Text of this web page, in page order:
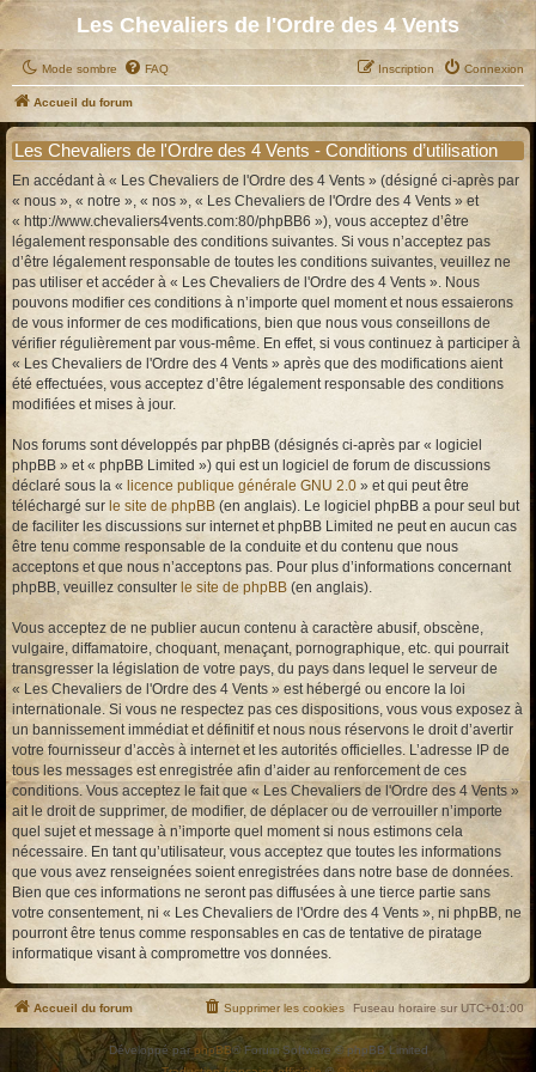
Les Chevaliers de l'Ordre des 4 Vents
Mode sombre FAQ Connexion
Inscription
Accueil du forum
Les Chevaliers de l'Ordre des 4 Vents - Conditions d’utilisation
En accédant à « Les Chevaliers de l'Ordre des 4 Vents » (désigné ci-après par
« nous », « notre », « nos », « Les Chevaliers de l'Ordre des 4 Vents » et
« http://www.chevaliers4vents.com:80/phpBB6 »), vous acceptez d’être
légalement responsable des conditions suivantes. Si vous n’acceptez pas
d’être légalement responsable de toutes les conditions suivantes, veuillez ne
pas utiliser et accéder à « Les Chevaliers de l'Ordre des 4 Vents ». Nous
pouvons modifier ces conditions à n’importe quel moment et nous essaierons
de vous informer de ces modifications, bien que nous vous conseillons de
vérifier régulièrement par vous-même. En effet, si vous continuez à participer à
« Les Chevaliers de l'Ordre des 4 Vents » après que des modifications aient
été effectuées, vous acceptez d’être légalement responsable des conditions
modifiées et mises à jour.
Nos forums sont développés par phpBB (désignés ci-après par « logiciel
phpBB » et « phpBB Limited ») qui est un logiciel de forum de discussions
déclaré sous la « licence publique générale GNU 2.0 » et qui peut être
téléchargé sur le site de phpBB (en anglais). Le logiciel phpBB a pour seul but
de faciliter les discussions sur internet et phpBB Limited ne peut en aucun cas
être tenu comme responsable de la conduite et du contenu que nous
acceptons et que nous n’acceptons pas. Pour plus d’informations concernant
phpBB, veuillez consulter le site de phpBB (en anglais).
Vous acceptez de ne publier aucun contenu à caractère abusif, obscène,
vulgaire, diffamatoire, choquant, menaçant, pornographique, etc. qui pourrait
transgresser la législation de votre pays, du pays dans lequel le serveur de
« Les Chevaliers de l'Ordre des 4 Vents » est hébergé ou encore la loi
internationale. Si vous ne respectez pas ces dispositions, vous vous exposez à
un bannissement immédiat et définitif et nous nous réservons le droit d’avertir
votre fournisseur d’accès à internet et les autorités officielles. L’adresse IP de
tous les messages est enregistrée afin d’aider au renforcement de ces
conditions. Vous acceptez le fait que « Les Chevaliers de l'Ordre des 4 Vents »
ait le droit de supprimer, de modifier, de déplacer ou de verrouiller n’importe
quel sujet et message à n’importe quel moment si nous estimons cela
nécessaire. En tant qu’utilisateur, vous acceptez que toutes les informations
que vous avez renseignées soient enregistrées dans notre base de données.
Bien que ces informations ne seront pas diffusées à une tierce partie sans
votre consentement, ni « Les Chevaliers de l'Ordre des 4 Vents », ni phpBB, ne
pourront être tenus comme responsables en cas de tentative de piratage
informatique visant à compromettre vos données.
Accueil du forum Fuseau horaire surUTC+01:00
Supprimer les cookies
Développé parphpBB® Forum Software © phpBB Limited